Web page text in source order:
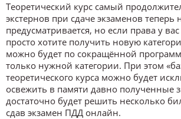
Теоретический курс самый
экстернов при сдаче экзаменов теперь
предусматривается, но если права у
просто хотите получить новую
можно будет по сокращённой
только нужной категории. При этом
теоретического курса можно будет
освежить в памяти давно полученные
достаточно будет решить несколько
сдав экзамен ПДД онлайн.